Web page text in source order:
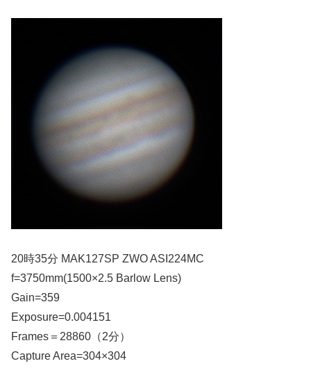
20時35分 MAK127SP ZWO ASI224MC
f=3750mm(1500×2.5 Barlow Lens)
Gain=359
Exposure=0.004151
Frames＝28860（2分）
Capture Area=304×304